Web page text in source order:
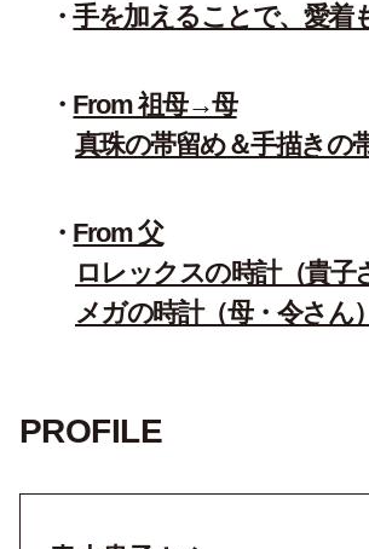
手を加えることで、愛着
From 祖母→母
真珠の帯留め＆手描きの
From 父
ロレックスの時計（貴子
メガの時計（母・令さん）
PROFILE